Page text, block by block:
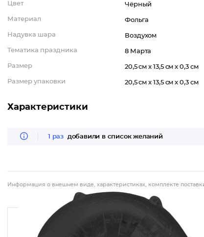
Цвет Чёрный
Материал Фольга
Надувка шара Воздухом
Тематика праздника 8 Марта
Размер 20,5 см x 13,5 см x 0,3 см
Размер упаковки 20,5 см x 13,5 см x 0,3 см
Характеристики
1 раз добавили в список желаний
Информация о внешнем виде, характеристиках, комплекте